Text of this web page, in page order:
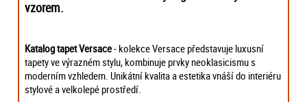
vzorem.
Katalog tapet Versace- kolekce Versace představuje luxusní
tapety ve výrazném stylu, kombinuje prvky neoklasicismu s
moderním vzhledem. Unikátní kvalita a estetika vnáší do interiéru
stylové a velkolepé prostředí.